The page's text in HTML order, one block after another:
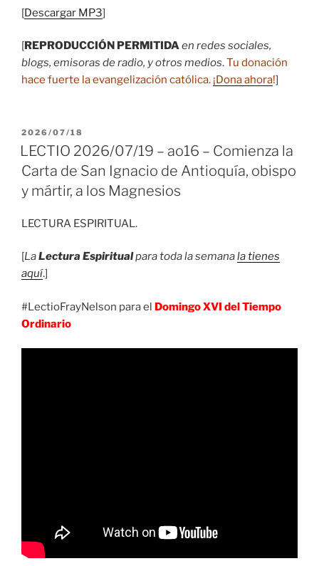
[Descargar MP3]
[REPRODUCCIÓN PERMITIDAen redes sociales,
blogs, emisoras de radio, y otros medios.Tu donación
hace fuerte la evangelización católica. ¡Dona ahora!]
PUBLICADO
EL
2026/07/18
LECTIO 2026/07/19 – ao16 – Comienza la
Carta de San Ignacio de Antioquía, obispo
y mártir, a los Magnesios
LECTURA ESPIRITUAL.
[LaLectura Espiritualpara toda la semanala tienes
aquí.]
#LectioFrayNelson para el Domingo XVI del Tiempo
Ordinario